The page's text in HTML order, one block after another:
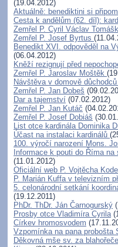
(19.04.2012)
Aktuálně: benediktini si
Cesta k andělům (62. díl):
Zemřel P. Cyril Václav
Zemřel P. Josef Byrtus
Benedikt XVI. odpověděl na
(06.04.2012)
Kněží rezignují před
Zemřel P. Jaroslav Moštěk
Návštěva v domově
Zemřel P. Jan Dobeš
Dar a tajemství (07.02.2012)
Zemřel P. Jan Kutáč
Zemřel P. Josef Dobiáš
List otce kardinála Dominika
Účast na instalaci kardinálů
100. výročí narození Mons.
Informace k pouti do Říma
(11.01.2012)
Oficiální web P. Vojtěcha
P. Marián Kuffa v televizním
5. celonárodní setkání
(19.12.2011)
PhDr. ThDr. Ján Čarnogurský
Prosby otce Vladimíra Cyrila
Církev hromosvodem
Vzpomínka na pana probošta
Děkovná mše sv. za